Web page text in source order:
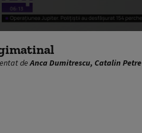
deAnca Dumitrescu, Catalin Petre